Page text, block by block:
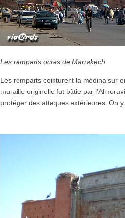
Les remparts ocres de Marrakech
Les remparts ceinturent la médina sur
muraille originelle fut bâtie par
protéger des attaques extérieures. On